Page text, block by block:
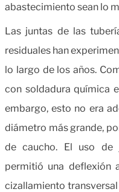
abastecimiento sean lo
Las juntas de las
residuales han
lo largo de los años.
con soldadura química
embargo, esto no era
diámetro más grande,
de caucho. El uso de
permitió una deflexión
cizallamiento